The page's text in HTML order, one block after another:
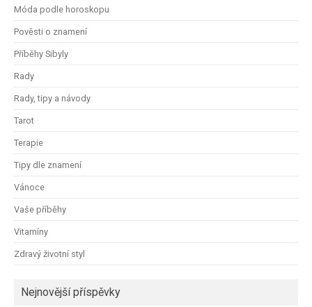
Móda podle horoskopu
Pověsti o znamení
Příběhy Sibyly
Rady
Rady, tipy a návody
Tarot
Terapie
Tipy dle znamení
Vánoce
Vaše příběhy
Vitamíny
Zdravý životní styl
Nejnovější příspěvky